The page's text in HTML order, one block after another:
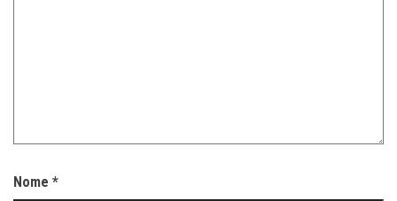
Nome *